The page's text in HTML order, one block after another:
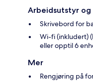
Arbeidsutstyr
Skrivebord for
Wi-fi (inkludert)
eller opptil 6
Mer
Rengjøring på